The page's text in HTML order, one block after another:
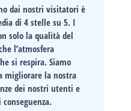
dai nostri visitatori è
di4 stelle su 5. I
solo la qualità del
l’atmosfera
si respira. Siamo
migliorare la nostra
dei nostri utenti e